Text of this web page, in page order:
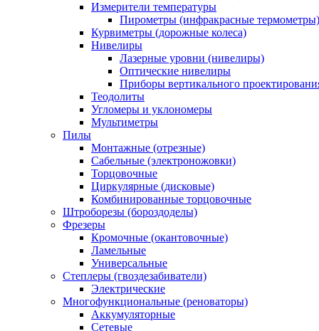
Измерители температуры
Пирометры (инфракрасные термометры)
Курвиметры (дорожные колеса)
Нивелиры
Лазерные уровни (нивелиры)
Оптические нивелиры
Приборы вертикального
Теодолиты
Угломеры и уклономеры
Мультиметры
Пилы
Монтажные (отрезные)
Сабельные (электроножовки)
Торцовочные
Циркулярные (дисковые)
Комбинированные торцовочные
Штроборезы (бороздоделы)
Фрезеры
Кромочные (окантовочные)
Ламельные
Универсальные
Степлеры (гвоздезабиватели)
Электрические
Многофункциональные (реноваторы)
Аккумуляторные
Сетевые